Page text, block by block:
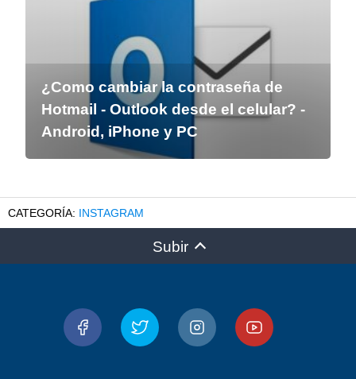
¿Como cambiar la contraseña de
Hotmail - Outlook desde el celular? -
Android, iPhone y PC
INSTAGRAM
Subir